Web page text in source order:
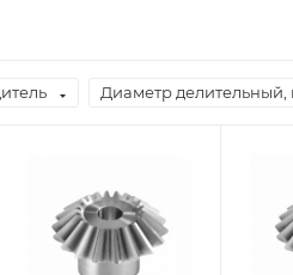
Диаметр делительный,